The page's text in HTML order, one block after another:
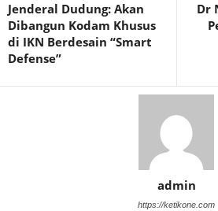
Jenderal Dudung: Akan
Dibangun Kodam Khusus
di IKN Berdesain “Smart
Defense”
Dr
admin
https://ketikone.com